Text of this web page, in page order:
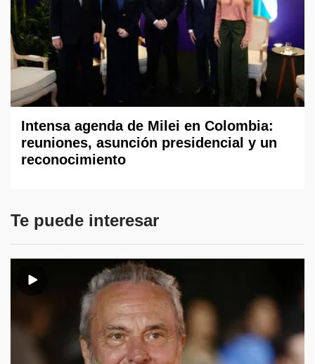
Intensa agenda de Milei en Colombia:
reuniones, asunción presidencial y un
reconocimiento
Te puede interesar